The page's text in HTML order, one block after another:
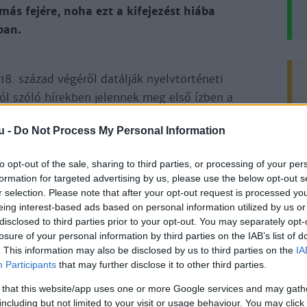
- Do Not Process My Personal Information
opt-out of the sale, sharing to third parties, or processing of your
for targeted advertising by us, please use the below opt-out
selection. Please note that after your opt-out request is processed
interest-based ads based on personal information utilized by us
to third parties prior to your opt-out. You may separately
of your personal information by third parties on the IAB’s list of
This information may also be disclosed by us to third parties on the
Participants that may further disclose it to other third parties.
that this website/app uses one or more Google services and may
but not limited to your visit or usage behaviour. You may
fejére, noha ezt a kifejezést hiába
század végéről datálják nyelvtörténeti
szóló hírekben jelennek meg első ízben a
iffjú emberek [...], kik a nép hatalmát
megjelenése ellenére vajon beszélhetünk-e
Aligha szorul bizonyításra, hogy a
meggyőződések kerültek szembe
szenvedélyes bizonyságkeresés rejlett. A
olykor túlságosan magasra csaptak,
is hangot – s nyomdafestéket – kaptak,